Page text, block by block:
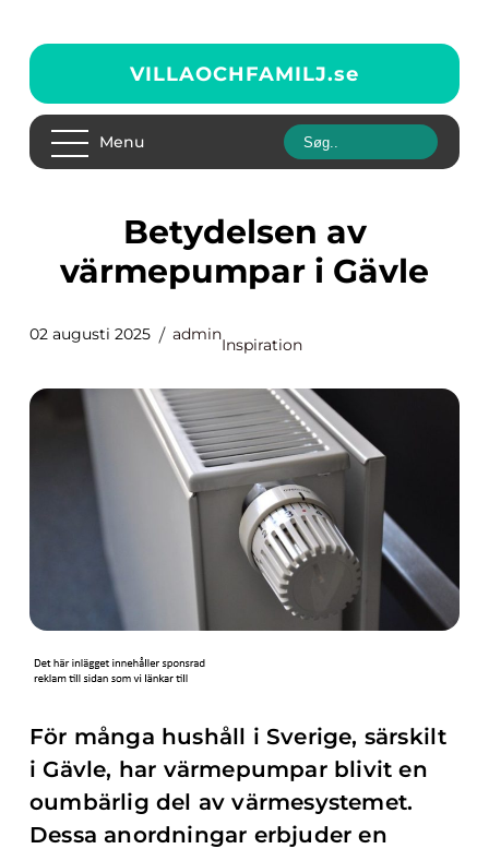
VILLAOCHFAMILJ.se
Menu
Betydelsen av
värmepumpar i Gävle
02 augusti 2025 admin
Inspiration
För många hushåll i Sverige, särskilt
i Gävle, har värmepumpar blivit en
oumbärlig del av värmesystemet.
Dessa anordningar erbjuder en